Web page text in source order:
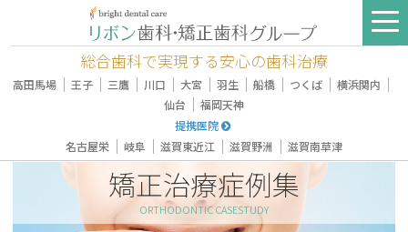
総合歯科で実現する安心の歯科治療
高田馬場 ｜ 王子 ｜ 三鷹 ｜ 川口 ｜ 大宮 ｜ 羽生 ｜ 船橋 ｜ つくば ｜ 横浜関内 ｜
仙台 ｜ 福岡天神
提携医院
名古屋栄 ｜ 岐阜 ｜ 滋賀東近江 ｜ 滋賀野洲 ｜ 滋賀南草津
矯正治療症例集
ORTHODONTIC CASESTUDY